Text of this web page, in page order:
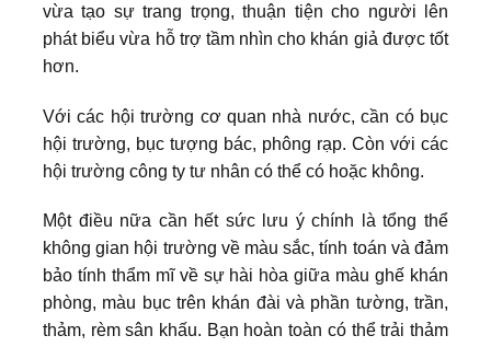
vừa tạo sự trang trọng, thuận tiện cho người lên
phát biểu vừa hỗ trợ tầm nhìn cho khán giả được tốt
hơn.
Với các hội trường cơ quan nhà nước, cần có bục
hội trường, bục tượng bác, phông rạp. Còn với các
hội trường công ty tư nhân có thể có hoặc không.
Một điều nữa cần hết sức lưu ý chính là tổng thể
không gian hội trường về màu sắc, tính toán và đảm
bảo tính thẩm mĩ về sự hài hòa giữa màu ghế khán
phòng, màu bục trên khán đài và phần tường, trần,
thảm, rèm sân khấu. Bạn hoàn toàn có thể trải thảm